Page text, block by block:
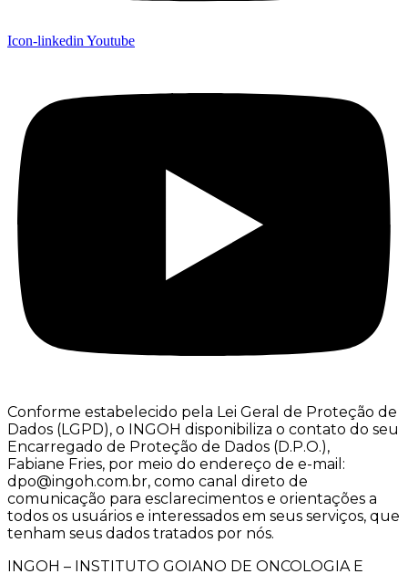
Icon-linkedin Youtube
Conforme estabelecido pela Lei Geral de Proteção de
Dados (LGPD), o INGOH disponibiliza o contato do seu
Encarregado de Proteção de Dados (D.P.O.),
Fabiane Fries, por meio do endereço de e-mail:
dpo@ingoh.com.br, como canal direto de
comunicação para esclarecimentos e orientações a
todos os usuários e interessados em seus serviços, que
tenham seus dados tratados por nós.
INGOH – INSTITUTO GOIANO DE ONCOLOGIA E